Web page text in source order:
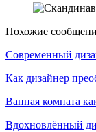
Похожие
Современный
Как дизайнер
Ванная комната
Вдохновлённый